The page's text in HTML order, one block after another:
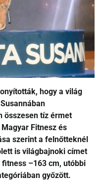
hogy a világ
összesen tíz érmet
Fitnesz és
szerint a felnőtteknél
is világbajnoki címet
–163 cm, utóbbi
győzött.